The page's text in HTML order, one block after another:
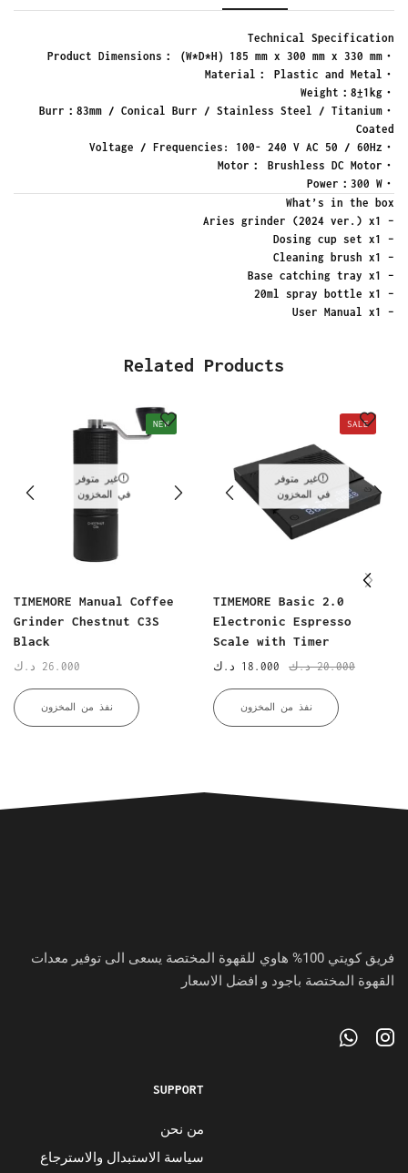
Technical Specification
・Product Dimensions：（W*D*H）185 mm x 300 mm x 330 mm
・Material： Plastic and Metal
・Weight：8±1kg
・Burr：83mm / Conical Burr / Stainless Steel / Titanium
Coated
・Voltage / Frequencies: 100- 240 V AC 50 / 60Hz
・Motor： Brushless DC Motor
・Power：300 W
What’s in the box
– Aries grinder (2024 ver.) x1
– Dosing cup set x1
– Cleaning brush x1
– Base catching tray x1
– 20ml spray bottle x1
– User Manual x1
Related Products
SALE
غير متوفر
في المخزون
TIMEMORE Basic 2.0
Electronic Espresso
Scale with Timer
20.000 د.ك 18.000 د.ك
نفذ من المخزون
NEW
غير متوفر
في المخزون
TIMEMORE Manual Coffee
Grinder Chestnut C3S
Black
26.000 د.ك
نفذ من المخزون
فريق كويتي 100% هاوي للقهوة المختصة يسعى الى توفير معدات
القهوة المختصة باجود و افضل الاسعار
SUPPORT
من نحن
سياسة الاستبدال والاسترجاع